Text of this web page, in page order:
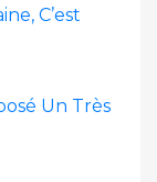
C’est
Un Très